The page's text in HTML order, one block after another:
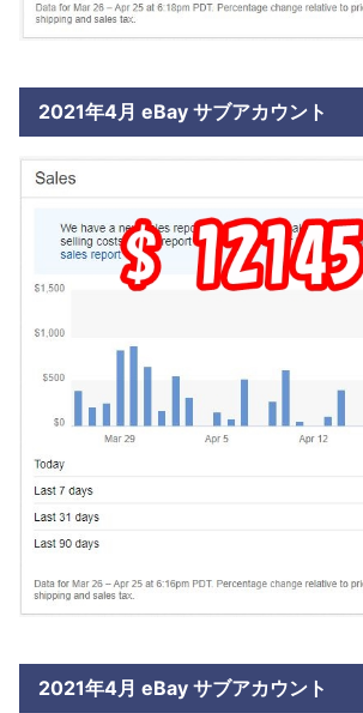
2021年4月 eBay サブアカウント
2021年4月 eBay サブアカウント